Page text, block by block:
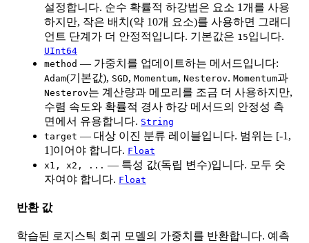
설정합니다. 순수 확률적 하강법은 요소 1개를 사용
하지만, 작은 배치(약 10개 요소)를 사용하면 그래디
언트 단계가 더 안정적입니다. 기본값은 15입니다.
UInt64
method — 가중치를 업데이트하는 메서드입니다:
Adam(기본값), SGD, Momentum, Nesterov. Momentum과
Nesterov는 계산량과 메모리를 조금 더 사용하지만,
수렴 속도와 확률적 경사 하강 메서드의 안정성 측
면에서 유용합니다. String
target — 대상 이진 분류 레이블입니다. 범위는 [-1,
1]이어야 합니다. Float
x1, x2, ... — 특성 값(독립 변수)입니다. 모두 숫
자여야 합니다. Float
반환 값
학습된 로지스틱 회귀 모델의 가중치를 반환합니다. 예측